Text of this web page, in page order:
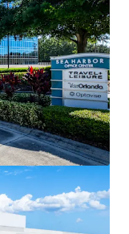
mehr anzeigen